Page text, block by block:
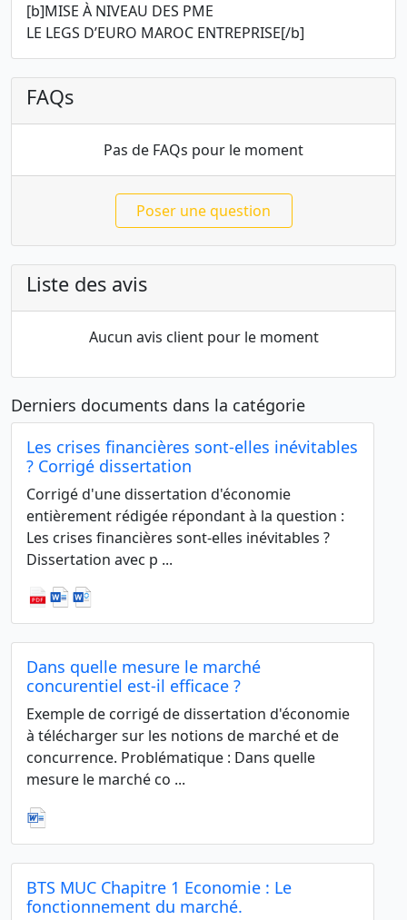
[b]MISE À NIVEAU DES PME
LE LEGS D’EURO MAROC ENTREPRISE[/b]
FAQs
Pas de FAQs pour le moment
Poser une question
Liste des avis
Aucun avis client pour le moment
Derniers documents dans la catégorie
Les crises financières sont-elles inévitables
? Corrigé dissertation
Corrigé d'une dissertation d'économie
entièrement rédigée répondant à la question :
Les crises financières sont-elles inévitables ?
Dissertation avec p ...
Dans quelle mesure le marché
concurentiel est-il efficace ?
Exemple de corrigé de dissertation d'économie
à télécharger sur les notions de marché et de
concurrence. Problématique : Dans quelle
mesure le marché co ...
BTS MUC Chapitre 1 Economie : Le
fonctionnement du marché.